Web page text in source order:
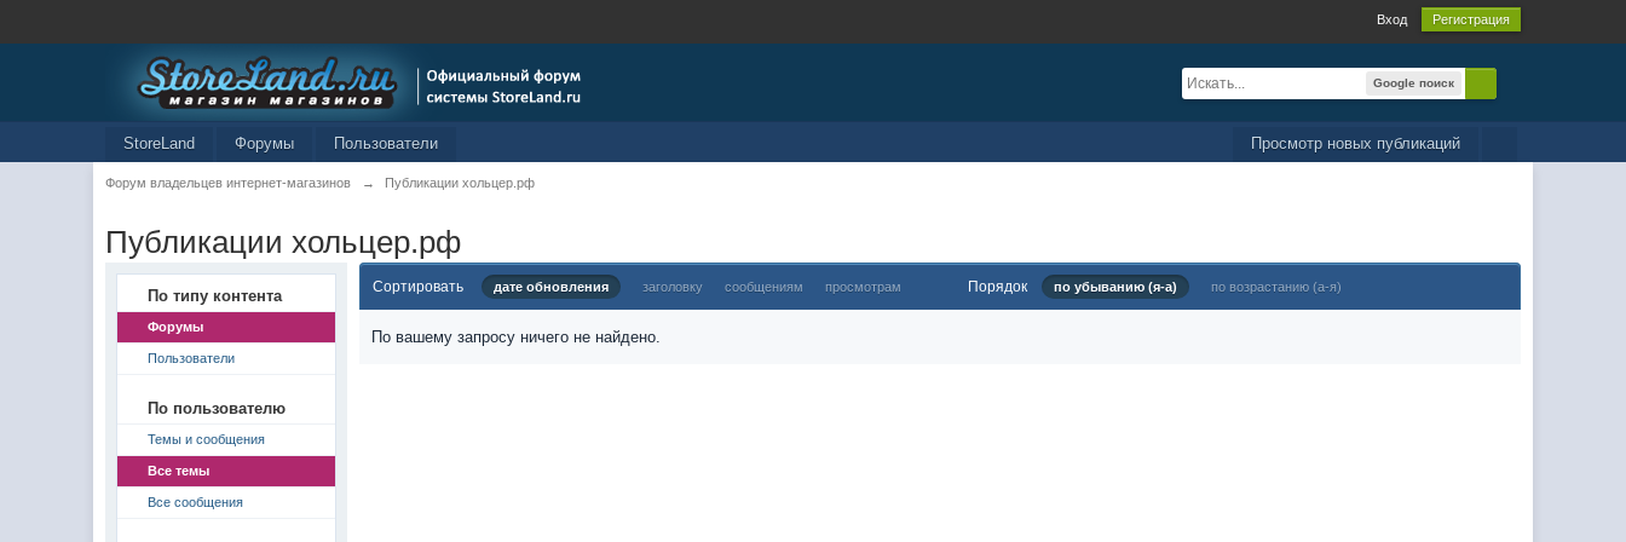
Вход Регистрация
Google поиск
Просмотр новых публикаций
StoreLand Форумы Пользователи
Форум владельцев интернет-магазинов → Публикации хольцер.рф
Публикации хольцер.рф
По типу контента
Форумы
Пользователи
По пользователю
Темы и сообщения
Все темы
Все сообщения
Сортировать дате обновления заголовку сообщениям просмотрам Порядок по убыванию (я-а) по возрастанию (а-я)
По вашему запросу ничего не найдено.